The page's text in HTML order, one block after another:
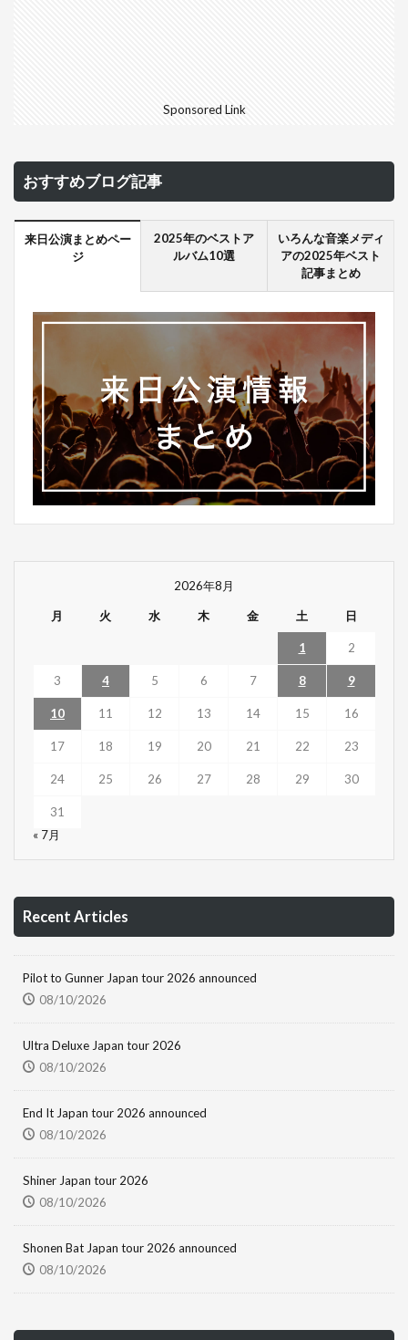
Sponsored Link
おすすめブログ記事
来日公演まとめペー
ジ
2025年のベストア
ルバム10選
いろんな音楽メディ
アの2025年ベスト
記事まとめ
2026年8月
月 火 水 木 金 土 日
1 2
3 4 5 6 7 8 9
10 11 12 13 14 15 16
17 18 19 20 21 22 23
24 25 26 27 28 29 30
31
« 7月
Recent Articles
Pilot to Gunner Japan tour 2026 announced
08/10/2026
Ultra Deluxe Japan tour 2026
08/10/2026
End It Japan tour 2026 announced
08/10/2026
Shiner Japan tour 2026
08/10/2026
Shonen Bat Japan tour 2026 announced
08/10/2026